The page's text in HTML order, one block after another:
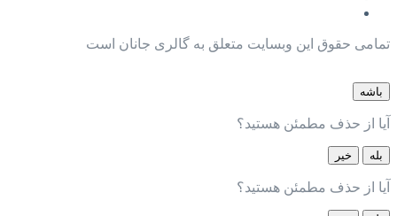
تمامی حقوق این وبسایت متعلق به گالری جانان است
باشه
آیا از حذف مطمئن هستید؟
بله خیر
آیا از حذف مطمئن هستید؟